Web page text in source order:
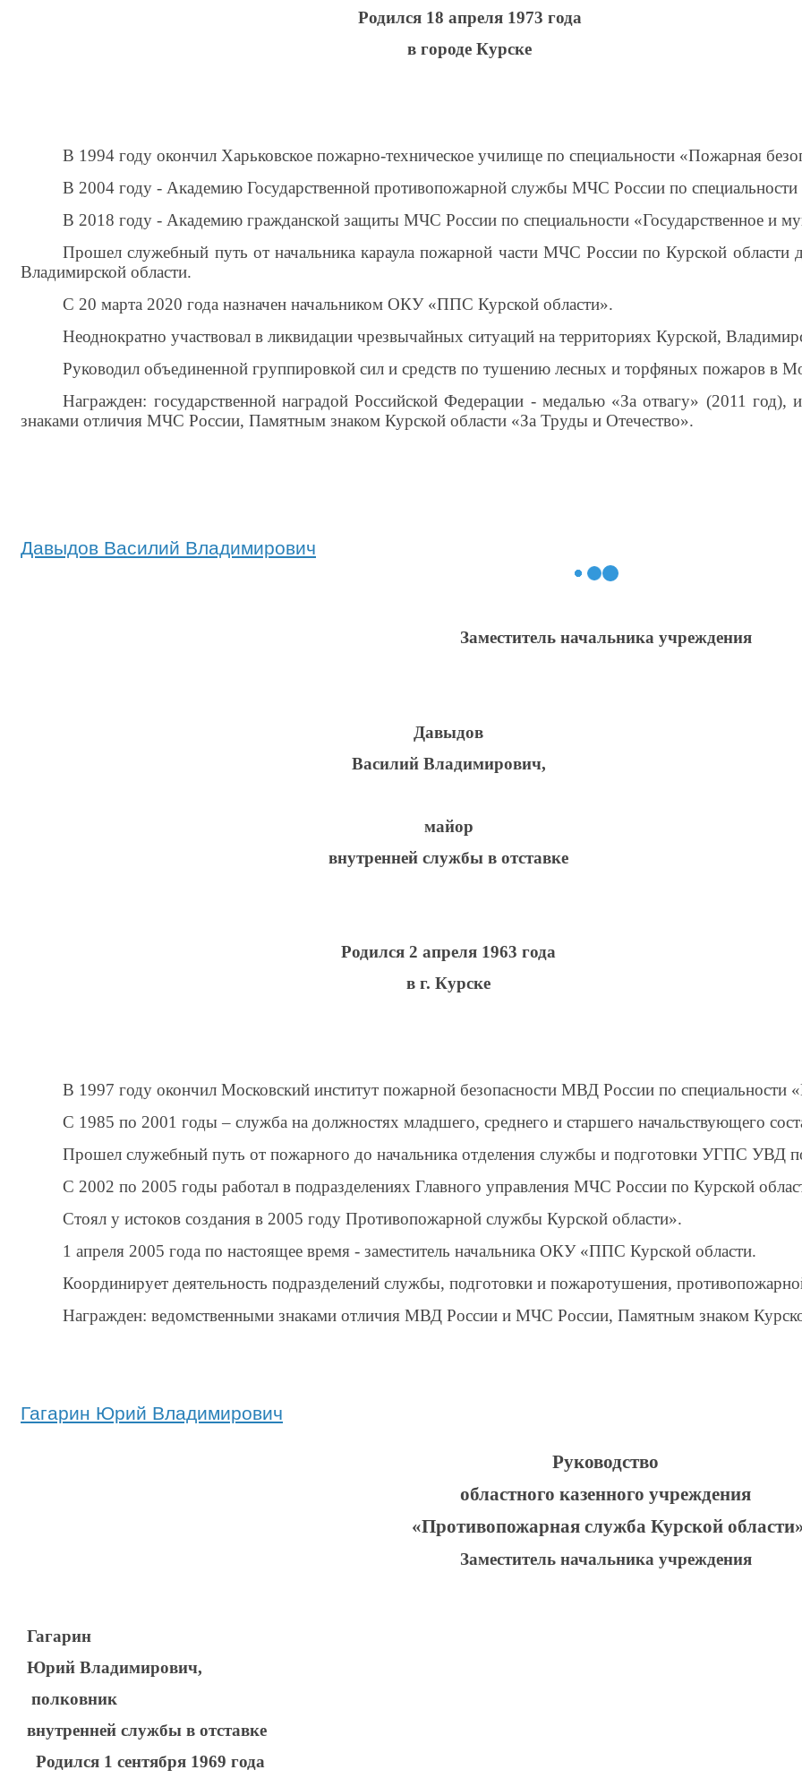
Родился 18 апреля 1973 года
в городе Курске
В 1994 году окончил Харьковское пожарно-техническое училище по специальности «Пожарная
В 2004 году - Академию Государственной противопожарной службы МЧС России по специальности
В 2018 году - Академию гражданской защиты МЧС России по специальности «Государственное и
Прошел служебный путь от начальника караула пожарной части МЧС России по Курской области
Владимирской области.
С 20 марта 2020 года назначен начальником ОКУ «ППС Курской области».
Неоднократно участвовал в ликвидации чрезвычайных ситуаций на территориях Курской,
Руководил объединенной группировкой сил и средств по тушению лесных и торфяных пожаров в
Награжден: государственной наградой Российской Федерации - медалью «За отвагу» (2011 год),
знаками отличия МЧС России, Памятным знаком Курской области «За Труды и Отечество».
Давыдов Василий Владимирович
Заместитель начальника учреждения
Давыдов
Василий Владимирович,
майор
внутренней службы в отставке
Родился 2 апреля 1963 года
в г. Курске
В 1997 году окончил Московский институт пожарной безопасности МВД России по специальности
С 1985 по 2001 годы – служба на должностях младшего, среднего и старшего начальствующего
Прошел служебный путь от пожарного до начальника отделения службы и подготовки УГПС УВД
С 2002 по 2005 годы работал в подразделениях Главного управления МЧС России по Курской
Стоял у истоков создания в 2005 году Противопожарной службы Курской области».
1 апреля 2005 года по настоящее время- заместитель начальника ОКУ «ППС Курской области.
Координирует деятельность подразделений службы, подготовки и пожаротушения,
Награжден: ведомственными знаками отличия МВД России и МЧС России, Памятным знаком
Гагарин Юрий Владимирович
Руководство
областного казенного учреждения
«Противопожарная служба Курской
Заместитель начальника учреждения
Гагарин
Юрий Владимирович,
полковник
внутренней службы в отставке
Родился 1 сентября 1969 года